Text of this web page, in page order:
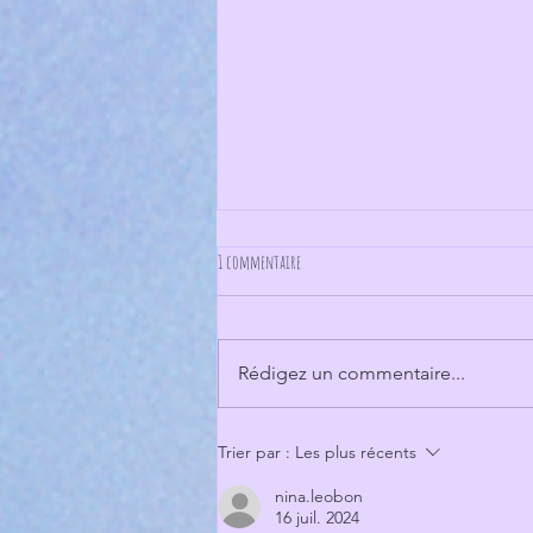
1 commentaire
Rédigez un commentaire...
Trier par : Les plus récents
nina.leobon
16 juil. 2024